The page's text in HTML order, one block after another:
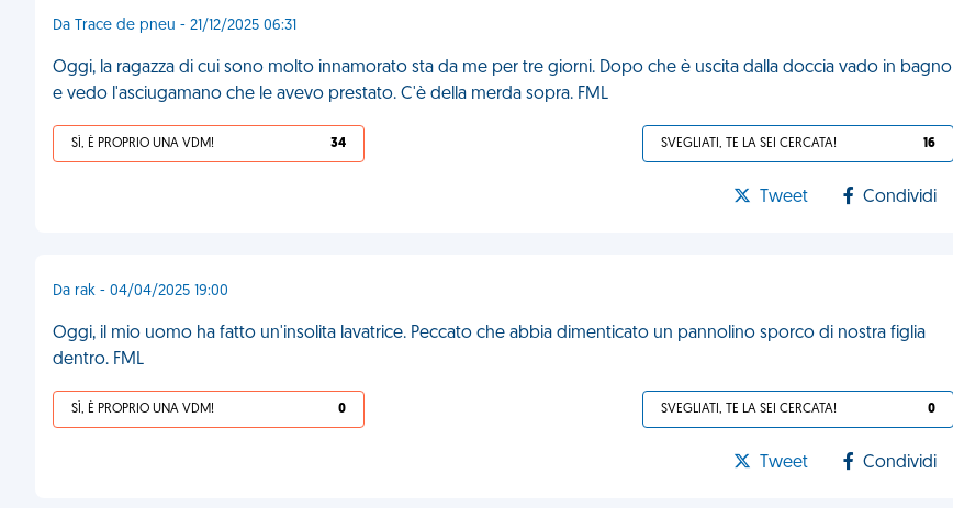
Da Trace de pneu - 21/12/2025 06:31
Oggi, la ragazza di cui sono molto innamorato sta da me per tre giorni. Dopo che è uscita dalla doccia vado in bagno
e vedo l'asciugamano che le avevo prestato. C'è della merda sopra. FML
SÌ, È PROPRIO UNA VDM! 34 SVEGLIATI, TE LA SEI CERCATA! 16
Tweet Condividi
Da rak - 04/04/2025 19:00
Oggi, il mio uomo ha fatto un'insolita lavatrice. Peccato che abbia dimenticato un pannolino sporco di nostra figlia
dentro. FML
SÌ, È PROPRIO UNA VDM! 0 SVEGLIATI, TE LA SEI CERCATA! 0
Tweet Condividi